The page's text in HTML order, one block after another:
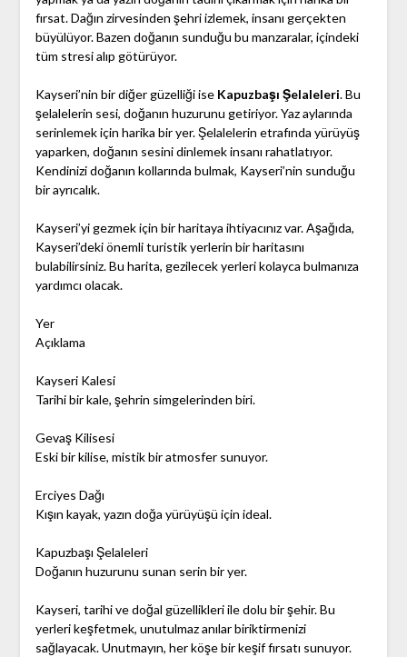
fırsat. Dağın zirvesinden şehri izlemek, insanı gerçekten
büyülüyor. Bazen doğanın sunduğu bu manzaralar, içindeki
tüm stresi alıp götürüyor.
Kayseri’nin bir diğer güzelliği ise Kapuzbaşı Şelaleleri. Bu
şelalelerin sesi, doğanın huzurunu getiriyor. Yaz aylarında
serinlemek için harika bir yer. Şelalelerin etrafında yürüyüş
yaparken, doğanın sesini dinlemek insanı rahatlatıyor.
Kendinizi doğanın kollarında bulmak, Kayseri’nin sunduğu
bir ayrıcalık.
Kayseri’yi gezmek için bir haritaya ihtiyacınız var. Aşağıda,
Kayseri’deki önemli turistik yerlerin bir haritasını
bulabilirsiniz. Bu harita, gezilecek yerleri kolayca bulmanıza
yardımcı olacak.
Yer
Açıklama
Kayseri Kalesi
Tarihi bir kale, şehrin simgelerinden biri.
Gevaş Kilisesi
Eski bir kilise, mistik bir atmosfer sunuyor.
Erciyes Dağı
Kışın kayak, yazın doğa yürüyüşü için ideal.
Kapuzbaşı Şelaleleri
Doğanın huzurunu sunan serin bir yer.
Kayseri, tarihi ve doğal güzellikleri ile dolu bir şehir. Bu
yerleri keşfetmek, unutulmaz anılar biriktirmenizi
sağlayacak. Unutmayın, her köşe bir keşif fırsatı sunuyor.